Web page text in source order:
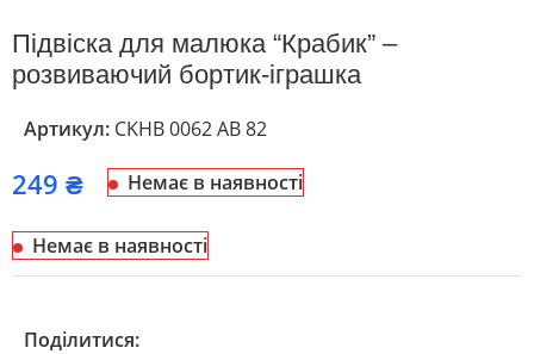
Підвіска для малюка “Крабик” –
розвиваючий бортик-іграшка
Артикул: CKНВ 0062 АВ 82
₴ Немає в наявності
Немає в наявності
Поділитися: